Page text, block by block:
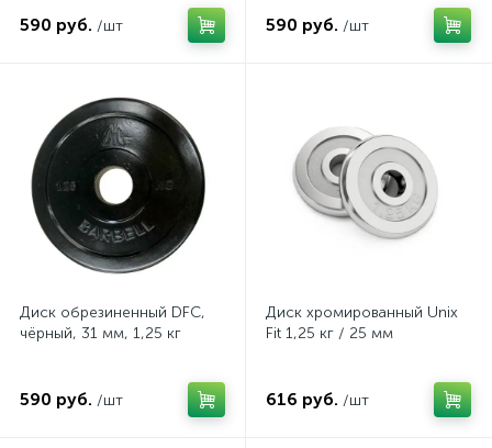
590 руб. /шт 590 руб. /шт
Диск обрезиненный DFC,
чёрный, 31 мм, 1,25 кг
590 руб. /шт
Диск хромированный Unix
Fit 1,25 кг / 25 мм
616 руб. /шт